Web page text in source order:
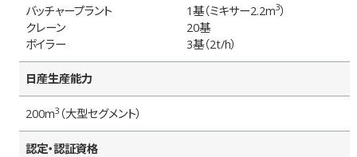
バッチャープラント 1基（ミキサー2.2m3）
クレーン
20基
ボイラー
3基（2t/h）
日産生産能力
200m3 （大型セグメント）
認定・認証資格